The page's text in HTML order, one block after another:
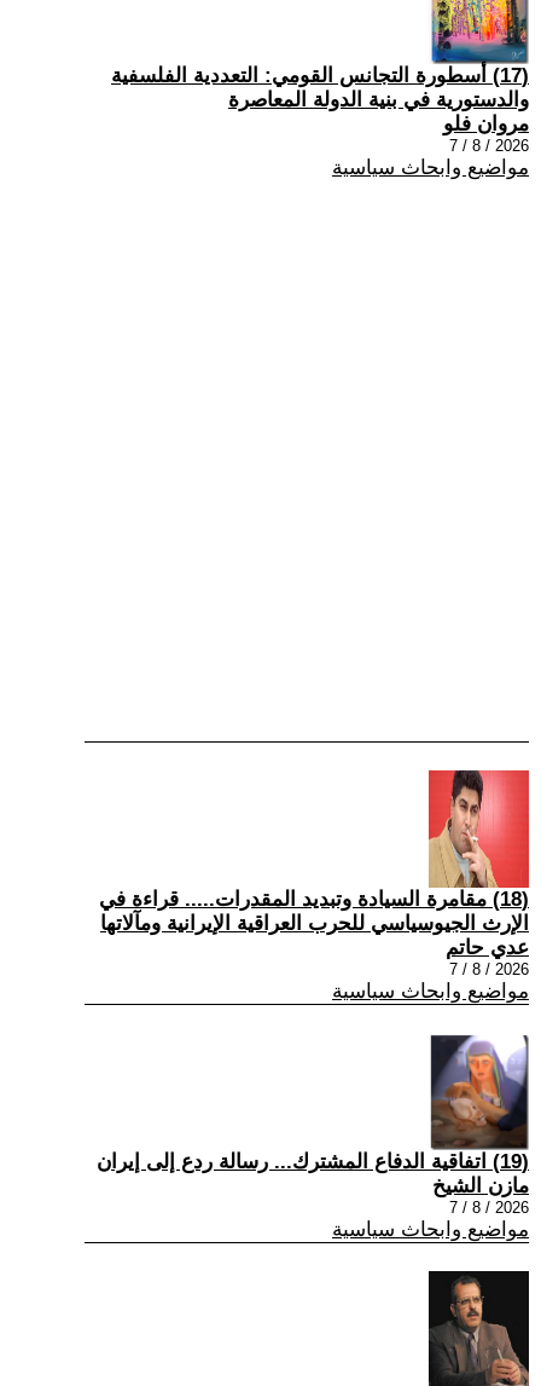
(17) أسطورة التجانس القومي: التعددية الفلسفية
والدستورية في بنية الدولة المعاصرة
مروان فلو
2026 / 8 / 7
مواضيع وابحاث سياسية
(18) مقامرة السيادة وتبديد المقدرات..... قراءة في
الإرث الجيوسياسي للحرب العراقية الإيرانية ومآلاتها
عدي حاتم
2026 / 8 / 7
مواضيع وابحاث سياسية
(19) اتفاقية الدفاع المشترك... رسالة ردع إلى إيران
مازن الشيخ
2026 / 8 / 7
مواضيع وابحاث سياسية